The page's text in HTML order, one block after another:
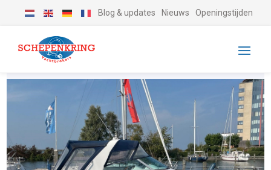
Blog & updates Nieuws Openingstijden